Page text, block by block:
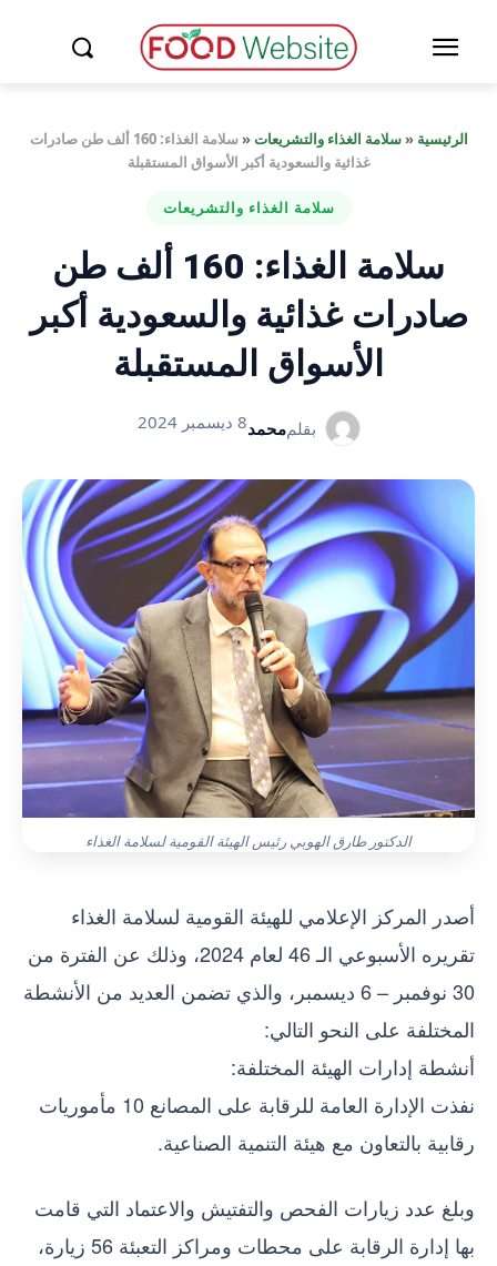
الرئيسية «سلامة الغذاء والتشريعات«
سلامة الغذاء: 160 ألف طن صادرات
غذائية والسعودية أكبر الأسواق المستقبلة
سلامة الغذاء والتشريعات
سلامة الغذاء: 160 ألف طن
صادرات غذائية والسعودية أكبر
الأسواق المستقبلة
بقلممحمد8 ديسمبر 2024
الدكتور طارق الهوبي رئيس الهيئة القومية لسلامة الغذاء
أصدر المركز الإعلامي للهيئة القومية لسلامة الغذاء
تقريره الأسبوعي الـ 46 لعام 2024، وذلك عن الفترة من
30 نوفمبر – 6 ديسمبر، والذي تضمن العديد من الأنشطة
المختلفة على النحو التالي:
أنشطة إدارات الهيئة المختلفة:
نفذت الإدارة العامة للرقابة على المصانع 10 مأموريات
رقابية بالتعاون مع هيئة التنمية الصناعية.
وبلغ عدد زيارات الفحص والتفتيش والاعتماد التي قامت
بها إدارة الرقابة على محطات ومراكز التعبئة 56 زيارة،